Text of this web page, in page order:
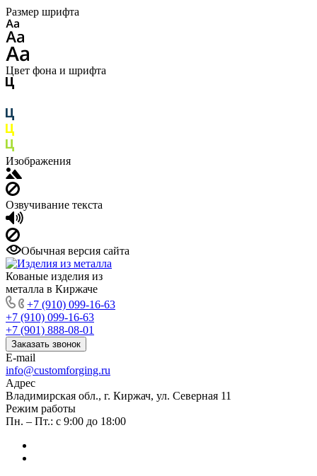
Размер шрифта
Цвет фона и шрифта
Изображения
Озвучивание текста
Обычная версия сайта
Кованые изделия из
металла в Киржаче
+7 (910) 099-16-63
+7 (910) 099-16-63
+7 (901) 888-08-01
Заказать звонок
E-mail
info@customforging.ru
Адрес
Владимирская обл., г. Киржач, ул. Северная 11
Режим работы
Пн. – Пт.: с 9:00 до 18:00